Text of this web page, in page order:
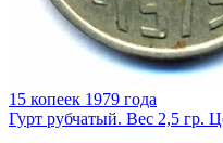
15 копеек 1979 года
Гурт рубчатый. Вес 2,5 гр.